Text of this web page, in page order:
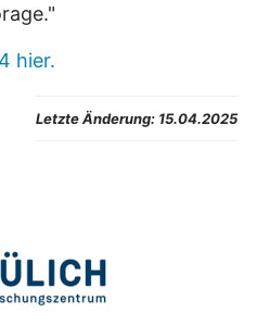
hier.
Letzte Änderung: 15.04.2025